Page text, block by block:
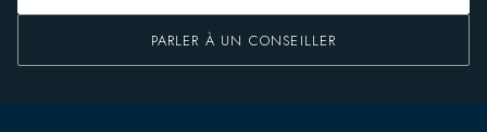
PARLER À UN CONSEILLER